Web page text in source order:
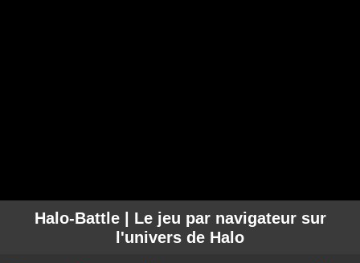
Halo-Battle | Le jeu par navigateur sur
l'univers de Halo